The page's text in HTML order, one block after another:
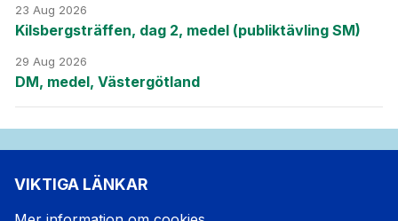
23 Aug 2026
Kilsbergsträffen, dag 2, medel (publiktävling SM)
29 Aug 2026
DM, medel, Västergötland
VIKTIGA LÄNKAR